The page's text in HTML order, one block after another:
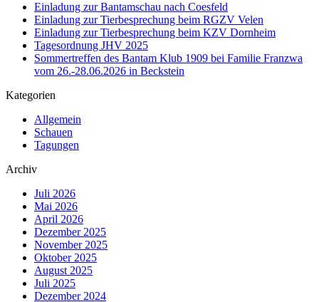
Einladung zur Bantamschau nach Coesfeld
Einladung zur Tierbesprechung beim RGZV Velen
Einladung zur Tierbesprechung beim KZV Dornheim
Tagesordnung JHV 2025
Sommertreffen des Bantam Klub 1909 bei Familie Franzwa
vom 26.-28.06.2026 in Beckstein
Kategorien
Allgemein
Schauen
Tagungen
Archiv
Juli 2026
Mai 2026
April 2026
Dezember 2025
November 2025
Oktober 2025
August 2025
Juli 2025
Dezember 2024